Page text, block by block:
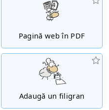
Pagină web în PDF
Adaugă un filigran